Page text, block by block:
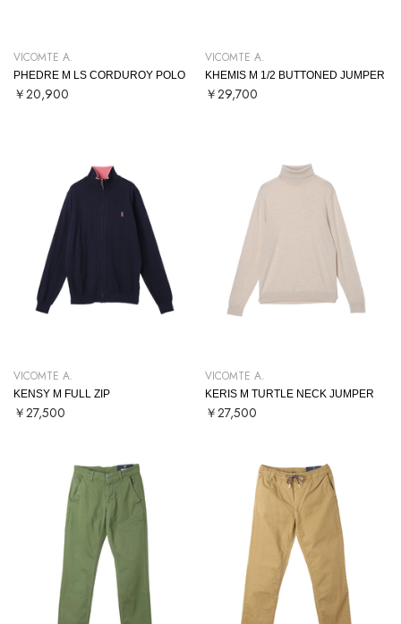
VICOMTE A.
PHEDRE M LS CORDUROY POLO
￥20,900
VICOMTE A.
KHEMIS M 1/2 BUTTONED JUMPER
￥29,700
VICOMTE A.
KENSY M FULL ZIP
￥27,500
VICOMTE A.
KERIS M TURTLE NECK JUMPER
￥27,500